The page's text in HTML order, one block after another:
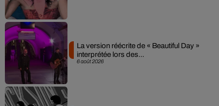
6 août 2026
La version réécrite de « Beautiful Day »
interprétée lors des...